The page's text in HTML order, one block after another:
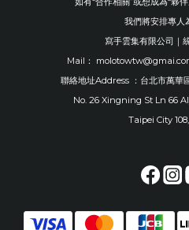
我們將安排專人
寫手雲集有限公司｜
Mail：
聯絡地址Address ：台北市萬華
No. 26 Xingning St Ln 66
Taipei City